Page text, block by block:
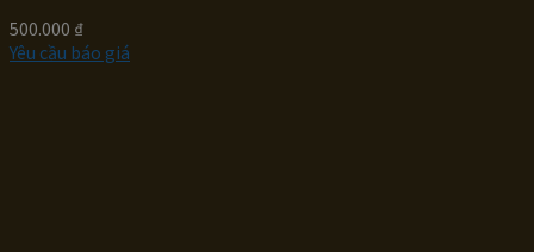
500.000 ₫
Yêu cầu báo giá